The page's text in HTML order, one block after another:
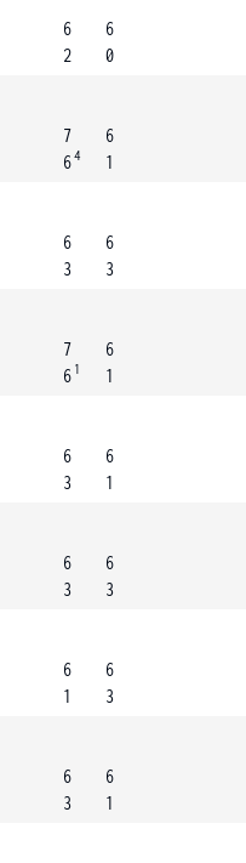
6
2
6
0
7
64
6
1
6
3
6
3
7
6 1
6
1
6
3
6
1
6
3
6
3
6
1
6
3
6
3
6
1